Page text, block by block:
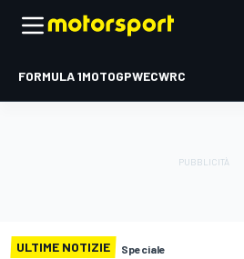
FORMULA 1MOTOGPWECWRC
ULTIME NOTIZIE Speciale